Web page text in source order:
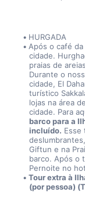
HURGADA
Após o café
cidade.
praias de
Durante o
cidade, El
turístico
lojas na área
cidade. Para
barco para a
incluído. Esse
Giftun e na
barco. Após o
Pernoite no
Tour extra à
(por pessoa)